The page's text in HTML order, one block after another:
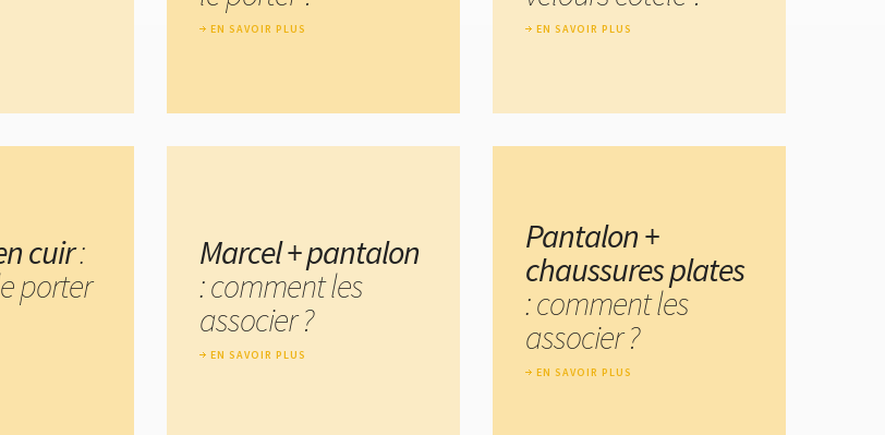
EN SAVOIR PLUS EN SAVOIR PLUS
cuir:
porter
Marcel + pantalon
: comment les
associer ?
EN SAVOIR PLUS
Pantalon +
chaussures plates
: comment les
associer ?
EN SAVOIR PLUS